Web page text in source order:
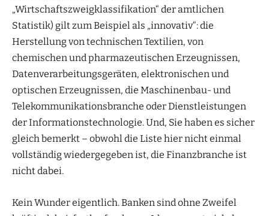
„Wirtschaftszweigklassifikation“ der amtlichen
Statistik) gilt zum Beispiel als „innovativ“: die
Herstellung von technischen Textilien, von
chemischen und pharmazeutischen Erzeugnissen,
Datenverarbeitungsgeräten, elektronischen und
optischen Erzeugnissen, die Maschinenbau- und
Telekommunikationsbranche oder Dienstleistungen
der Informationstechnologie. Und, Sie haben es sicher
gleich bemerkt – obwohl die Liste hier nicht einmal
vollständig wiedergegeben ist, die Finanzbranche ist
nicht dabei.
Kein Wunder eigentlich. Banken sind ohne Zweifel